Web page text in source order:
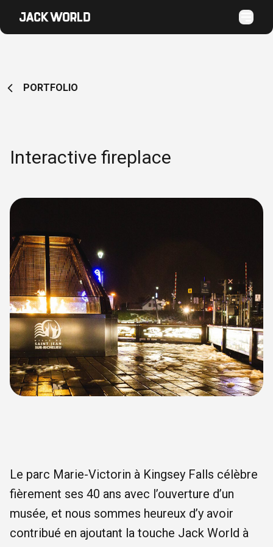
PORTFOLIO
Interactive fireplace
Le parc Marie-Victorin à Kingsey Falls célèbre
fièrement ses 40 ans avec l’ouverture d’un
musée, et nous sommes heureux d’y avoir
contribué en ajoutant la touche Jack World à